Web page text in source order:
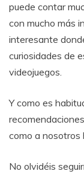
puede contar
con mucho más
interesante
curiosidades de
videojuegos.
Y como es
como a nosotros
No olvidéis